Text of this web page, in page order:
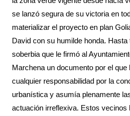
se lanzó segura de su victoria en
materializar el proyecto en plan
David con su humilde honda. Hasta
soberbia que le firmó al
Marchena un documento por el que
cualquier responsabilidad por la
urbanística y asumía plenamente
actuación irreflexiva. Estos vecinos